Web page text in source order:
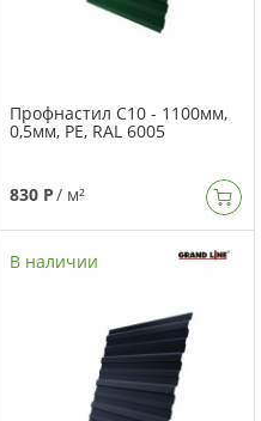
Профнастил C10 - 1100мм,
0,5мм, PE, RAL 6005
830 Р/ м²
В наличии